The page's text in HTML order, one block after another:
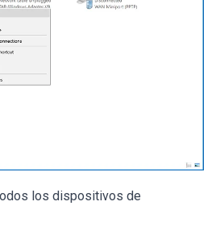
los dispositivos de